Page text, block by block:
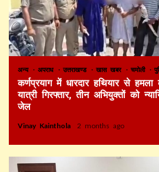
अन्य अपराध उत्तराखण्ड खास खबर चमोली
कर्णप्रयाग में धारदार हथियार से
यात्री गिरफ्तार, तीन अभियुक्तों को
जेल
Vinay Kainthola 2 months ago